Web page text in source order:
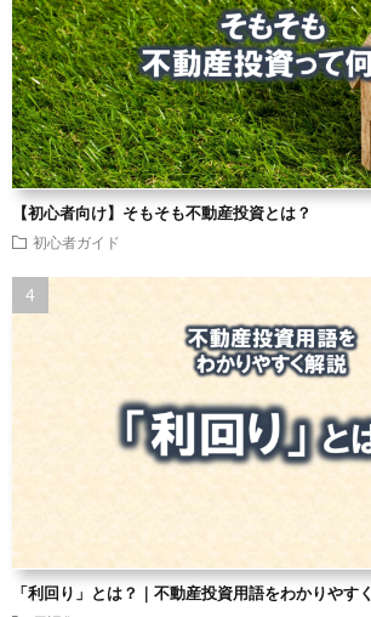
【初心者向け】そもそも不動産投資とは？
初心者ガイド
「利回り」とは？｜不動産投資用語をわかりやすく